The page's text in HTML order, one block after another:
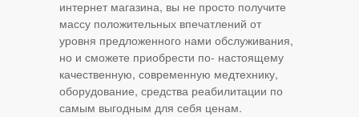
интернет магазина, вы не просто получите
массу положительных впечатлений от
уровня предложенного нами обслуживания,
но и сможете приобрести по- настоящему
качественную, современную медтехнику,
оборудование, средства реабилитации по
самым выгодным для себя ценам.